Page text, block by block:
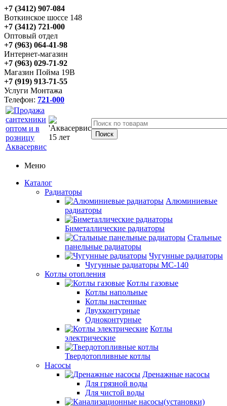
+7 (3412) 907-084
Воткинское шоссе 148
+7 (3412) 721-000
Оптовый отдел
+7 (963) 064-41-98
Интернет-магазин
+7 (963) 029-71-92
Магазин Пойма 19В
+7 (919) 913-71-55
Услуги Монтажа
Телефон: 721-000
Меню
Каталог
Радиаторы
Алюминиевые
радиаторы
Биметаллические радиаторы
Стальные
панельные радиаторы
Чугунные радиаторы
Чугунные радиаторы МС-140
Котлы отопления
Котлы газовые
Котлы напольные
Котлы настенные
Двухконтурные
Одноконтурные
Котлы
электрические
Твердотопливные котлы
Насосы
Дренажные насосы
Для грязной воды
Для чистой воды